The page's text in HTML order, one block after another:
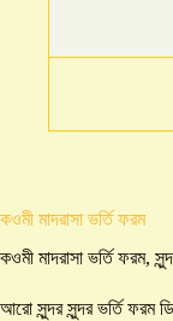
কওমী মাদরাসা ভর্তি ফরম
কওমী মাদরাসা ভর্তি ফরম,
আরো সুন্দর সুন্দর ভর্তি ফরম